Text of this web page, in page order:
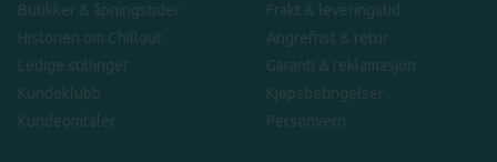
Butikker & åpningstider
Historien om Chillout
Ledige stillinger
Kundeklubb
Kundeomtaler
Frakt & leveringstid
Angrefrist & retur
Garanti & reklamasjon
Kjøpsbetingelser
Personvern